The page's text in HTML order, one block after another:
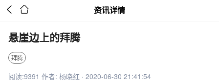
  资讯详情
悬崖边上的拜腾
拜腾
阅读:9391 作者: 杨晓红 · 2020-06-30 21:41:54